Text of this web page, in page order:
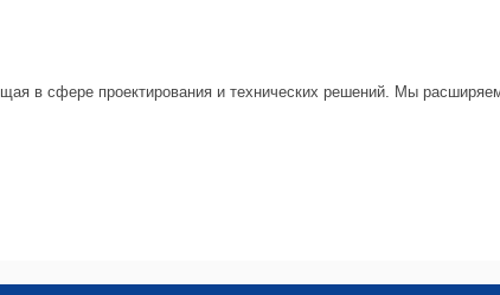
в сфере проектирования и технических решений. Мы